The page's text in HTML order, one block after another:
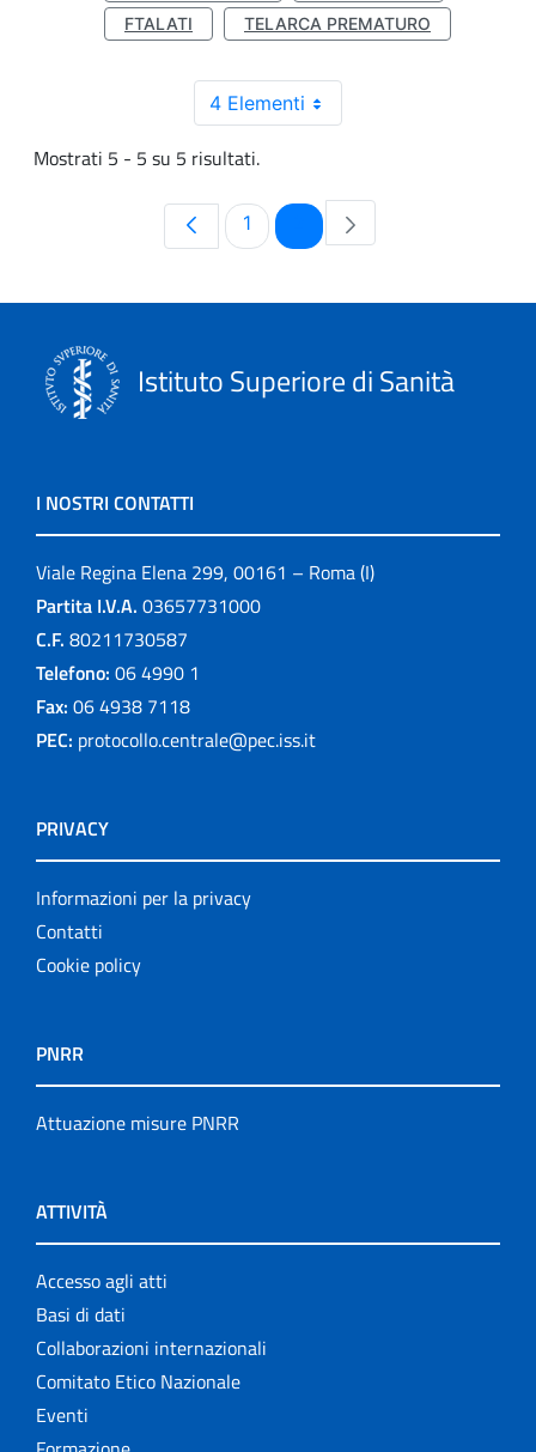
FTALATI
TELARCA PREMATURO
4 Elementi
Mostrati 5 - 5 su 5 risultati.
Pagina
1 Pagina
Istituto Superiore di Sanità
I NOSTRI CONTATTI
Viale Regina Elena 299, 00161 – Roma (I)
Partita I.V.A. 03657731000
C.F. 80211730587
Telefono: 06 4990 1
Fax: 06 4938 7118
PEC: protocollo.centrale@pec.iss.it
PRIVACY
Informazioni per la privacy
Contatti
Cookie policy
PNRR
Attuazione misure PNRR
ATTIVITÀ
Accesso agli atti
Basi di dati
Collaborazioni internazionali
Comitato Etico Nazionale
Eventi